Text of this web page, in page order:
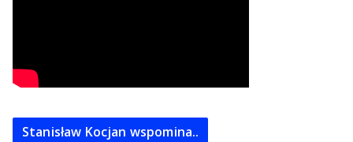
Stanisław Kocjan wspomina..